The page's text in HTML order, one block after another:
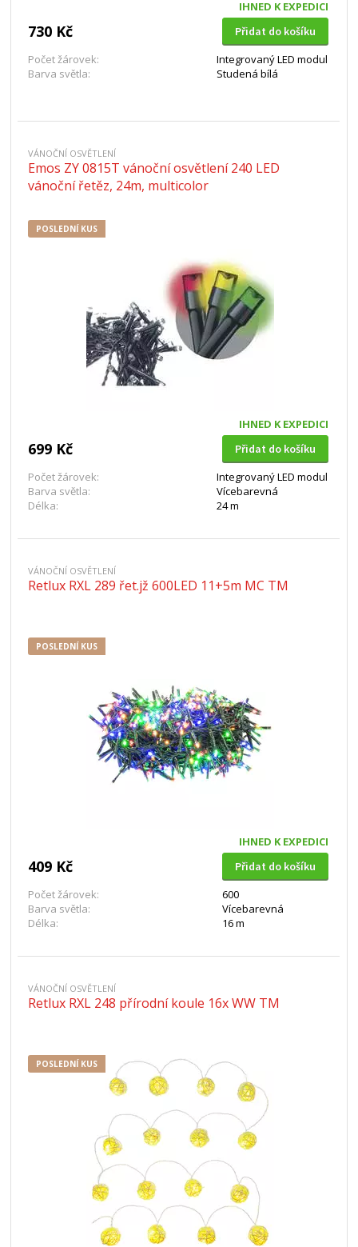
IHNED K EXPEDICI
730 Kč
Přidat do košíku
Počet žárovek:
Integrovaný LED modul
Barva světla:
Studená bílá
VÁNOČNÍ OSVĚTLENÍ
Emos ZY 0815T vánoční osvětlení 240 LED
vánoční řetěz, 24m, multicolor
POSLEDNÍ KUS
IHNED K EXPEDICI
699 Kč
Přidat do košíku
Počet žárovek:
Integrovaný LED modul
Barva světla:
Vícebarevná
Délka:
24 m
VÁNOČNÍ OSVĚTLENÍ
Retlux RXL 289 řet.jž 600LED 11+5m MC TM
POSLEDNÍ KUS
IHNED K EXPEDICI
409 Kč
Přidat do košíku
Počet žárovek:
600
Barva světla:
Vícebarevná
Délka:
16 m
VÁNOČNÍ OSVĚTLENÍ
Retlux RXL 248 přírodní koule 16x WW TM
POSLEDNÍ KUS